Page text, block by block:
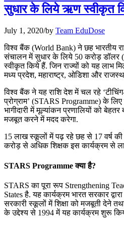
📝 डेली करेंट अफेयर्स: 25-27
📝 डेली करेंट अफेयर्स: 22-24
July 22, 2026
📝 डेली करेंट अफेयर्स: 19-21
July 19, 2026
📝 डेली करेंट अफेयर्स: 16-18
सुधार के लिये ऋण स्वीकृत
July 1, 2020/by Team EduDose
विश्व बैंक (World Bank) ने छह भारतीय
संचालन में सुधार के लिये 50 करोड़
स्वीकृत किये हैं. जिन राज्यों को यह लाभ
मध्य प्रदेश, महाराष्ट्र, ओडिशा और
विश्व बैंक ने यह राशि देश में चल रहे
प्रोग्राम’ (STARS Programme) के
भागीदारी में मूल्यांकन प्रणालियों को
मजबूत करने में मदद करेगा.
15 लाख स्कूलों में पढ़ रहे छह से 17 वर्ष की
करोड़ से अधिक शिक्षक इस कार्यक्रम से
STARS Programme क्या है?
STARS का पूरा रूप Strengthening
States है. यह कार्यक्रम भारत सरकार
सरकारी स्कूलों में शिक्षा को मजबूती देने
के उद्देश्य से 1994 में यह कार्यक्रम शुरू